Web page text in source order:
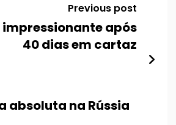
Previous post
impressionante após
40 dias em cartaz
absoluta na Rússia